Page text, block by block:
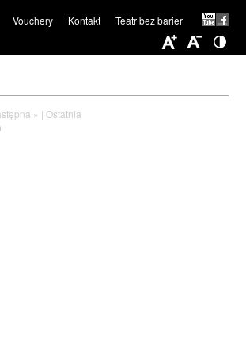
Vouchery Kontakt Teatr bez barier
» | Ostatnia